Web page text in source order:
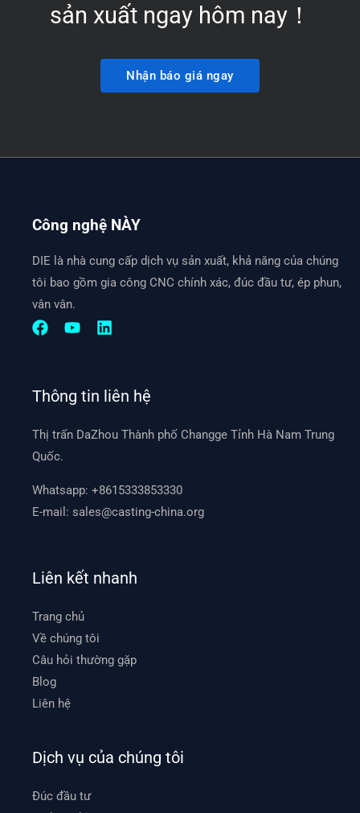
sản xuất ngay hôm nay！
Nhận báo giá ngay
Công nghệ NÀY
DIE là nhà cung cấp dịch vụ sản xuất, khả năng của chúng
tôi bao gồm gia công CNC chính xác, đúc đầu tư, ép phun,
vân vân.
Thông tin liên hệ
Thị trấn DaZhou Thành phố Changge Tỉnh Hà Nam Trung
Quốc.
Whatsapp:+8615333853330
E-mail:sales@casting-china.org
Liên kết nhanh
Trang chủ
Về chúng tôi
Câu hỏi thường gặp
Blog
Liên hệ
Dịch vụ của chúng tôi
Đúc đầu tư